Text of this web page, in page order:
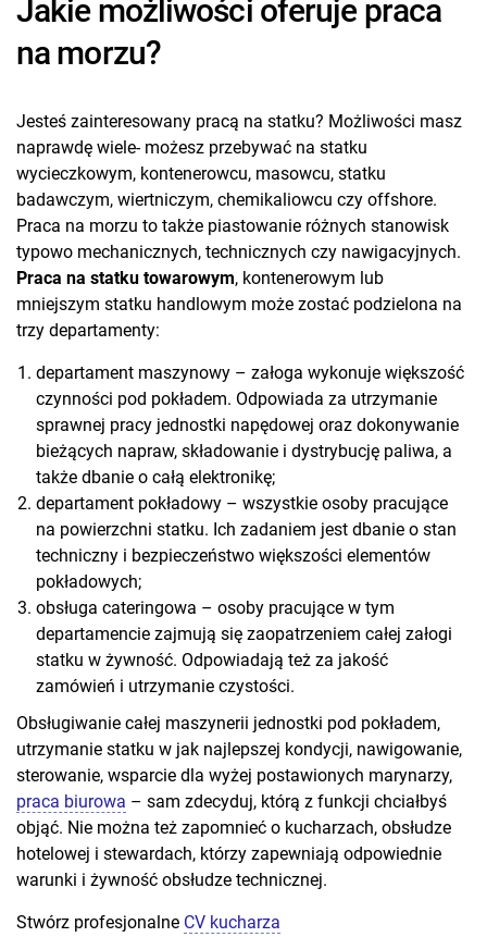
Jakie możliwości oferuje praca
na morzu?
Jesteś zainteresowany pracą na statku? Możliwości masz
naprawdę wiele- możesz przebywać na statku
wycieczkowym, kontenerowcu, masowcu, statku
badawczym, wiertniczym, chemikaliowcu czy offshore.
Praca na morzu to także piastowanie różnych stanowisk
typowo mechanicznych, technicznych czy nawigacyjnych.
Praca na statku towarowym, kontenerowym lub
mniejszym statku handlowym może zostać podzielona na
trzy departamenty:
departament maszynowy – załoga wykonuje większość
czynności pod pokładem. Odpowiada za utrzymanie
sprawnej pracy jednostki napędowej oraz dokonywanie
bieżących napraw, składowanie i dystrybucję paliwa, a
także dbanie o całą elektronikę;
departament pokładowy – wszystkie osoby pracujące
na powierzchni statku. Ich zadaniem jest dbanie o stan
techniczny i bezpieczeństwo większości elementów
pokładowych;
obsługa cateringowa – osoby pracujące w tym
departamencie zajmują się zaopatrzeniem całej załogi
statku w żywność. Odpowiadają też za jakość
zamówień i utrzymanie czystości.
Obsługiwanie całej maszynerii jednostki pod pokładem,
utrzymanie statku w jak najlepszej kondycji, nawigowanie,
sterowanie, wsparcie dla wyżej postawionych marynarzy,
praca biurowa – sam zdecyduj, którą z funkcji chciałbyś
objąć. Nie można też zapomnieć o kucharzach, obsłudze
hotelowej i stewardach, którzy zapewniają odpowiednie
warunki i żywność obsłudze technicznej.
Stwórz profesjonalne CV kucharza